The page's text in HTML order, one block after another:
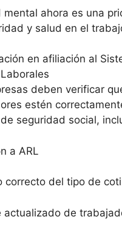
mental ahora es una
y salud en el
en afiliación al
deben verificar
estén
seguridad social,
a ARL
correcto del tipo de
actualizado de